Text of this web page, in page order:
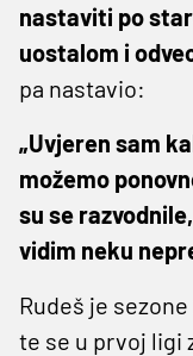
nastaviti po
uostalom i
pa nastavio:
„Uvjeren sam
možemo
su se
vidim neku
Rudeš je
te se u prvoj ligi